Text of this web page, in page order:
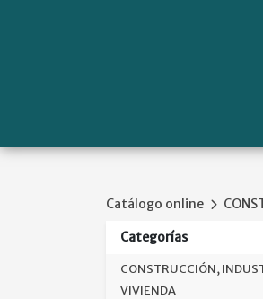
Catálogo online
Categorías
CONSTRUCCIÓN,
VIVIENDA